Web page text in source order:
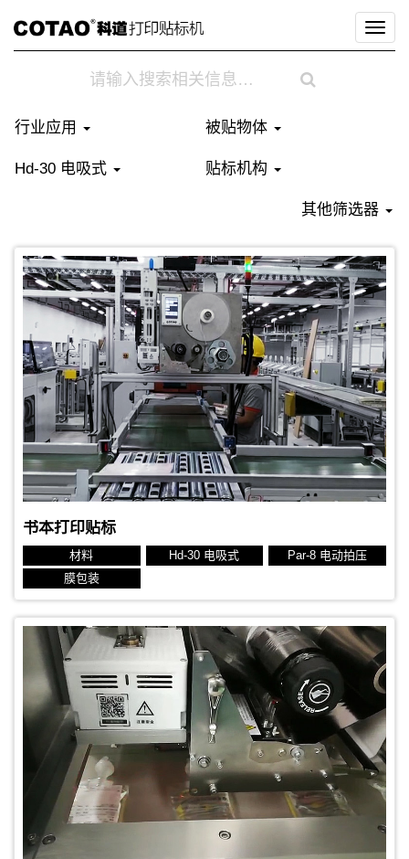
切
换
行业应用 被贴物体
Hd-30 电吸式 贴标机构
其他筛选器
生产节拍：2.4秒
标签规格：60x50 mm 热转印标签
书本打印贴标
材料 Hd-30 电吸式
Par-8 电动拍压
膜包装
贴标对象：输液袋
贴标位置：顶面
生产节拍：2.4秒
标签规格：82x75 mm 热转印标签